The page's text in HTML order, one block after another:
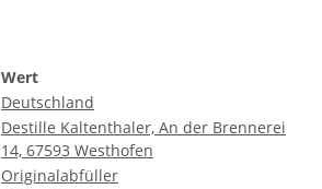
Wert
Deutschland
Destille Kaltenthaler, An der Brennerei
14, 67593 Westhofen
Originalabfüller